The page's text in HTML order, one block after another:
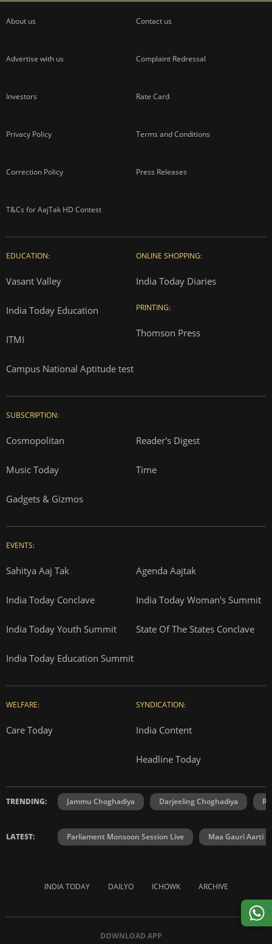
About us Contact us
Advertise with us Complaint Redressal
Investors Rate Card
Privacy Policy Terms and Conditions
Correction Policy Press Releases
T&Cs for AajTak HD Contest
EDUCATION:
Vasant Valley
India Today Education
ITMI
Campus National Aptitude test
ONLINE SHOPPING:
India Today Diaries
PRINTING:
Thomson Press
SUBSCRIPTION:
Cosmopolitan Reader's Digest
Music Today Time
Gadgets & Gizmos
EVENTS:
Sahitya Aaj Tak Agenda Aajtak
India Today Conclave India Today Woman's Summit
India Today Youth Summit State Of The States Conclave
India Today Education Summit
WELFARE:
Care Today
SYNDICATION:
India Content
Headline Today
TRENDING: Jammu Choghadiya Darjeeling Choghadiya
LATEST: Parliament Monsoon Session Live Maa Gauri Aarti
INDIA TODAY DAILYO ICHOWK ARCHIVE
DOWNLOAD APP